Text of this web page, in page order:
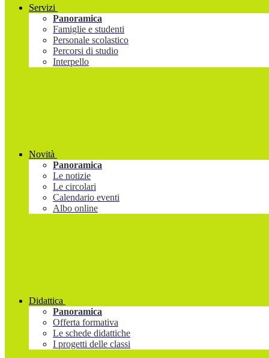
Servizi
Panoramica
Famiglie e studenti
Personale scolastico
Percorsi di studio
Interpello
Novità
Panoramica
Le notizie
Le circolari
Calendario eventi
Albo online
Didattica
Panoramica
Offerta formativa
Le schede didattiche
I progetti delle classi